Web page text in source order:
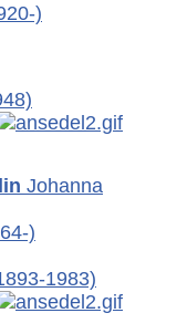
)
Johanna
)
1983)